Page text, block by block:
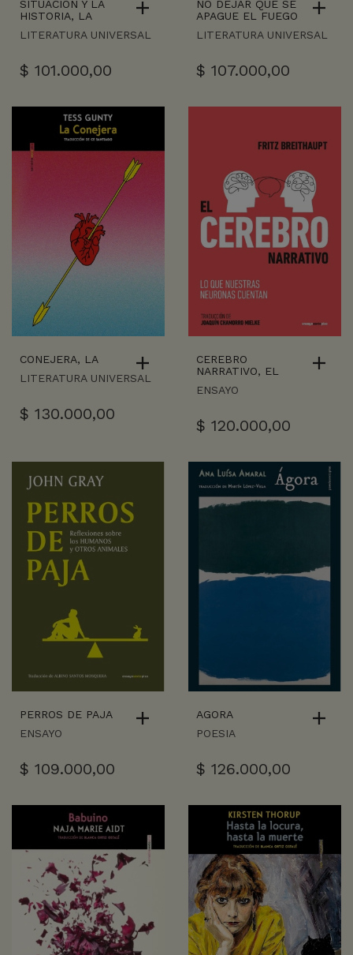
SITUACION Y LA
HISTORIA, LA
LITERATURA UNIVERSAL
$ 101.000,00
NO DEJAR QUE SE
APAGUE EL FUEGO
LITERATURA UNIVERSAL
$ 107.000,00
CONEJERA, LA
LITERATURA UNIVERSAL
$ 130.000,00
CEREBRO
NARRATIVO, EL
ENSAYO
$ 120.000,00
PERROS DE PAJA
ENSAYO
$ 109.000,00
AGORA
POESIA
$ 126.000,00